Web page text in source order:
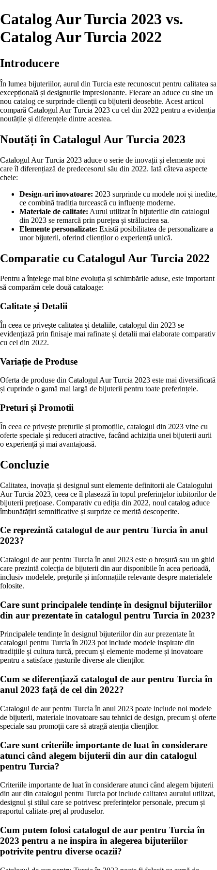
Catalog Aur Turcia 2023 vs.
Catalog Aur Turcia 2022
Introducere
În lumea bijuteriilor, aurul din Turcia este recunoscut pentru calitatea sa
excepțională și designurile impresionante. Fiecare an aduce cu sine un
nou catalog ce surprinde clienții cu bijuterii deosebite. Acest articol
compară Catalogul Aur Turcia 2023 cu cel din 2022 pentru a evidenția
noutățile și diferențele dintre acestea.
Noutăți în Catalogul Aur Turcia 2023
Catalogul Aur Turcia 2023 aduce o serie de inovații și elemente noi
care îl diferențiază de predecesorul său din 2022. Iată câteva aspecte
cheie:
Design-uri inovatoare: 2023 surprinde cu modele noi și inedite,
ce combină tradiția turcească cu influențe moderne.
Materiale de calitate: Aurul utilizat în bijuteriile din catalogul
din 2023 se remarcă prin purețea și strălucirea sa.
Elemente personalizate: Există posibilitatea de personalizare a
unor bijuterii, oferind clienților o experiență unică.
Comparatie cu Catalogul Aur Turcia 2022
Pentru a înțelege mai bine evoluția și schimbările aduse, este important
să comparăm cele două cataloage:
Calitate și Detalii
În ceea ce privește calitatea și detaliile, catalogul din 2023 se
evidențiază prin finisaje mai rafinate și detalii mai elaborate comparativ
cu cel din 2022.
Variație de Produse
Oferta de produse din Catalogul Aur Turcia 2023 este mai diversificată
și cuprinde o gamă mai largă de bijuterii pentru toate preferințele.
Preturi și Promotii
În ceea ce privește prețurile și promoțiile, catalogul din 2023 vine cu
oferte speciale și reduceri atractive, facând achiziția unei bijuterii aurii
o experiență și mai avantajoasă.
Concluzie
Calitatea, inovația și designul sunt elemente definitorii ale Catalogului
Aur Turcia 2023, ceea ce îl plasează în topul preferințelor iubitorilor de
bijuterii prețioase. Comparativ cu ediția din 2022, noul catalog aduce
îmbunătățiri semnificative și surprize ce merită descoperite.
Ce reprezintă catalogul de aur pentru Turcia în anul
2023?
Catalogul de aur pentru Turcia în anul 2023 este o broșură sau un ghid
care prezintă colecția de bijuterii din aur disponibile în acea perioadă,
inclusiv modelele, prețurile și informațiile relevante despre materialele
folosite.
Care sunt principalele tendințe în designul bijuteriilor
din aur prezentate în catalogul pentru Turcia în 2023?
Principalele tendințe în designul bijuteriilor din aur prezentate în
catalogul pentru Turcia în 2023 pot include modele inspirate din
tradițiile și cultura turcă, precum și elemente moderne și inovatoare
pentru a satisface gusturile diverse ale clienților.
Cum se diferențiază catalogul de aur pentru Turcia în
anul 2023 față de cel din 2022?
Catalogul de aur pentru Turcia în anul 2023 poate include noi modele
de bijuterii, materiale inovatoare sau tehnici de design, precum și oferte
speciale sau promoții care să atragă atenția clienților.
Care sunt criteriile importante de luat în considerare
atunci când alegem bijuterii din aur din catalogul
pentru Turcia?
Criteriile importante de luat în considerare atunci când alegem bijuterii
din aur din catalogul pentru Turcia pot include calitatea aurului utilizat,
designul și stilul care se potrivesc preferințelor personale, precum și
raportul calitate-preț al produselor.
Cum putem folosi catalogul de aur pentru Turcia în
2023 pentru a ne inspira în alegerea bijuteriilor
potrivite pentru diverse ocazii?